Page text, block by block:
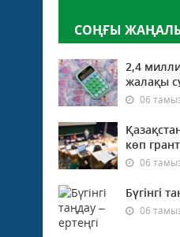
СОҢҒЫ
2,4
жалақы
06
көп
06
Бүгінгі
06